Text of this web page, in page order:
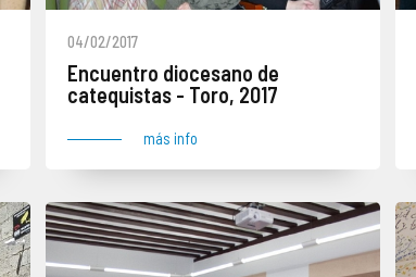
04/02/2017
Encuentro diocesano de
catequistas - Toro, 2017
más info